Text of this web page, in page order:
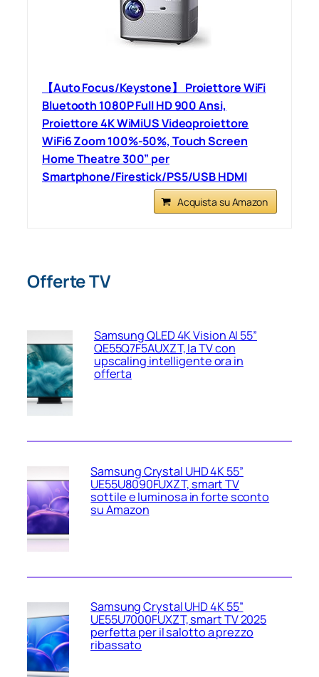
【Auto Focus/Keystone】 Proiettore WiFi
Bluetooth 1080P Full HD 900 Ansi,
Proiettore 4K WiMiUS Videoproiettore
WiFi6 Zoom 100%-50%, Touch Screen
Home Theatre 300” per
Smartphone/Firestick/PS5/USB HDMI
Acquista su Amazon
Offerte TV
Samsung QLED 4K Vision AI 55”
QE55Q7F5AUXZT, la TV con
upscaling intelligente ora in
offerta
Samsung Crystal UHD 4K 55”
UE55U8090FUXZT, smart TV
sottile e luminosa in forte sconto
su Amazon
Samsung Crystal UHD 4K 55”
UE55U7000FUXZT, smart TV 2025
perfetta per il salotto a prezzo
ribassato